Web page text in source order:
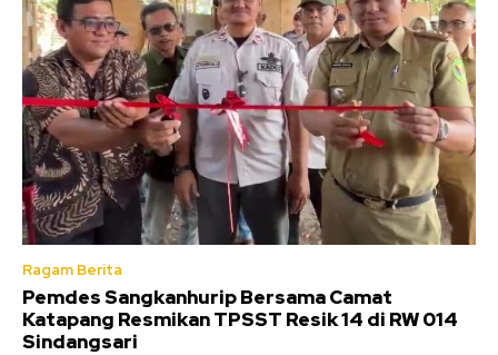
Ragam Berita
Pemdes Sangkanhurip Bersama Camat
Katapang Resmikan TPSST Resik 14 di RW 014
Sindangsari